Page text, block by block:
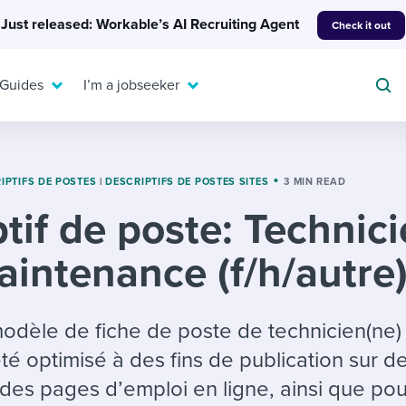
Just released: Workable’s AI Recruiting Agent Check it out
candidates
hiring pipelines
Or browse by
A flexible workplace
means new ways of
working. Pick up tips
templates
checklists
& reports
Get insights, guidance,
and tips from those in
the know.
I’m a jobseeker
resources
For your job search:
INTERVIEWS & ANSWERS
Typical interview
answers for each.
DE POSTES | DESCRIPTIFS DE POSTES SITES 3 MIN READ
de poste:
(f/h/autre)
de fiche de poste de
optimisé à des fins de publication sur
pages d’emploi en ligne, ainsi que